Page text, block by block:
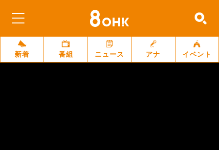
新着 番組 ニュース アナ イベント